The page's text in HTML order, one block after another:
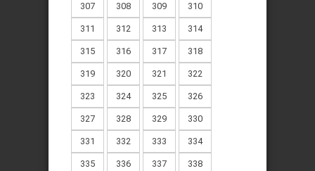
307 308 309 310
311 312 313 314
315 316 317 318
319 320 321 322
323 324 325 326
327 328 329 330
331 332 333 334
335 336 337 338